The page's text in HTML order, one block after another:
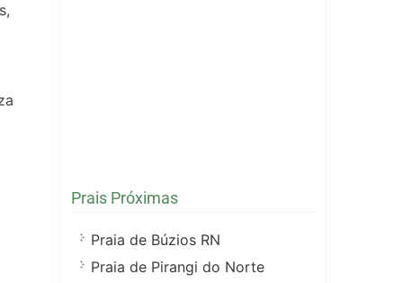
Prais Próximas
Praia de Búzios RN
Praia de Pirangi do Norte